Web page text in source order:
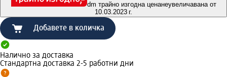
dm трайно изгодна ценанеувеличавана от
10.03.2023 г.
Добавете в количка
Налично за доставка
Стандартна доставка 2-5 работни дни